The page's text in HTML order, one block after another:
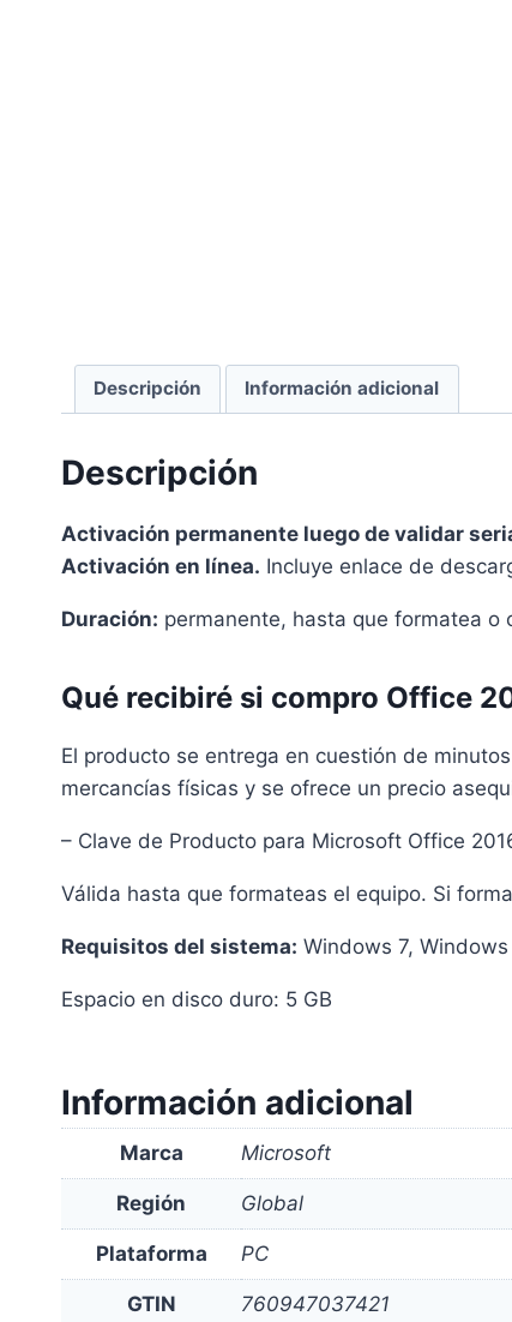
Descripción Información adicional
Descripción
Activación permanente luego de validar
Activación en línea. Incluye enlace de
Duración: permanente, hasta que formatea o
Qué recibiré si compro Office
El producto se entrega en cuestión de
mercancías físicas y se ofrece un precio
– Clave de Producto para Microsoft Office
Válida hasta que formateas el equipo. Si
Requisitos del sistema: Windows 7,
Espacio en disco duro: 5 GB
Información adicional
Marca Microsoft
Región Global
Plataforma PC
GTIN 760947037421